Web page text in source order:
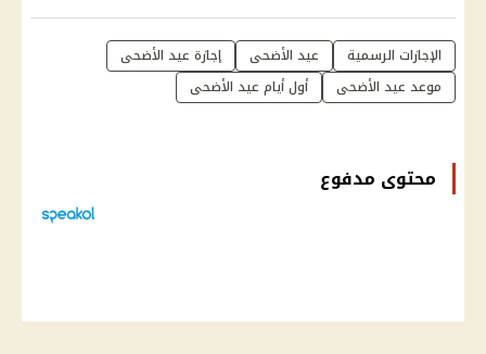
الإجازات الرسمية عيد الأضحى
إجازة عيد الأضحى
موعد عيد الأضحى
أول أيام عيد الأضحى
محتوى مدفوع